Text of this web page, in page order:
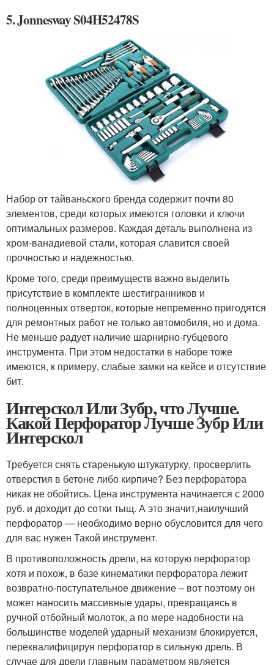
5. Jonnesway S04H52478S
Набор от тайваньского бренда содержит почти 80
элементов, среди которых имеются головки и ключи
оптимальных размеров. Каждая деталь выполнена из
хром-ванадиевой стали, которая славится своей
прочностью и надежностью.
Кроме того, среди преимуществ важно выделить
присутствие в комплекте шестигранников и
полноценных отверток, которые непременно пригодятся
для ремонтных работ не только автомобиля, но и дома.
Не меньше радует наличие шарнирно-губцевого
инструмента. При этом недостатки в наборе тоже
имеются, к примеру, слабые замки на кейсе и отсутствие
бит.
Интерскол Или Зубр, что Лучше.
Какой Перфоратор Лучше Зубр Или
Интерскол
Требуется снять старенькую штукатурку, просверлить
отверстия в бетоне либо кирпиче? Без перфоратора
никак не обойтись. Цена инструмента начинается с 2000
руб. и доходит до сотки тыщ. А это значит,наилучший
перфоратор — необходимо верно обусловится для чего
для вас нужен Такой инструмент.
В противоположность дрели, на которую перфоратор
хотя и похож, в базе кинематики перфоратора лежит
возвратно-поступательное движение – вот поэтому он
может наносить массивные удары, превращаясь в
ручной отбойный молоток, а по мере надобности на
большинстве моделей ударный механизм блокируется,
переквалифицируя перфоратор в сильную дрель. В
случае для дрели главным параметром является